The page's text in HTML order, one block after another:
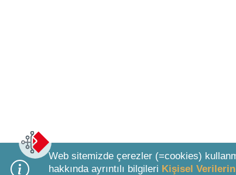
Web sitemizde çerezler (=cookies)
hakkında ayrıntılı bilgileri Kişisel